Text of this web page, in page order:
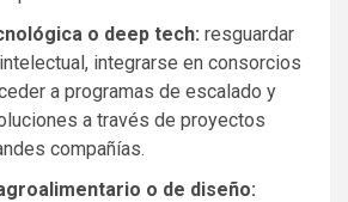
o deep tech: resguardar
integrarse en consorcios
a programas de escalado y
a través de proyectos
compañías.
o de diseño: